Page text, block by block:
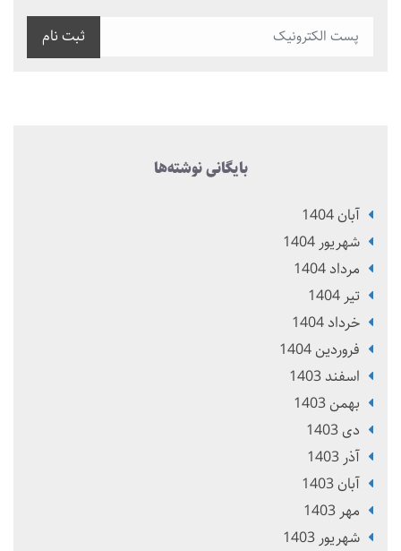
ثبت نام
بایگانی نوشته‌ها
آبان 1404
شهریور 1404
مرداد 1404
تير 1404
خرداد 1404
فروردین 1404
اسفند 1403
بهمن 1403
دی 1403
آذر 1403
آبان 1403
مهر 1403
شهریور 1403